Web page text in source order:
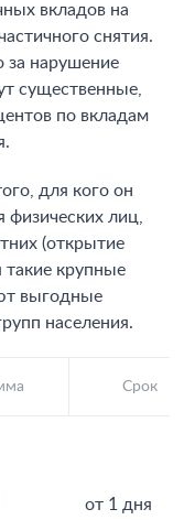
вкладов на
снятия.
за нарушение
существенные,
по вкладам
для кого он
физических лиц,
(открытие
такие крупные
выгодные
населения.
Срок
от 1 дня